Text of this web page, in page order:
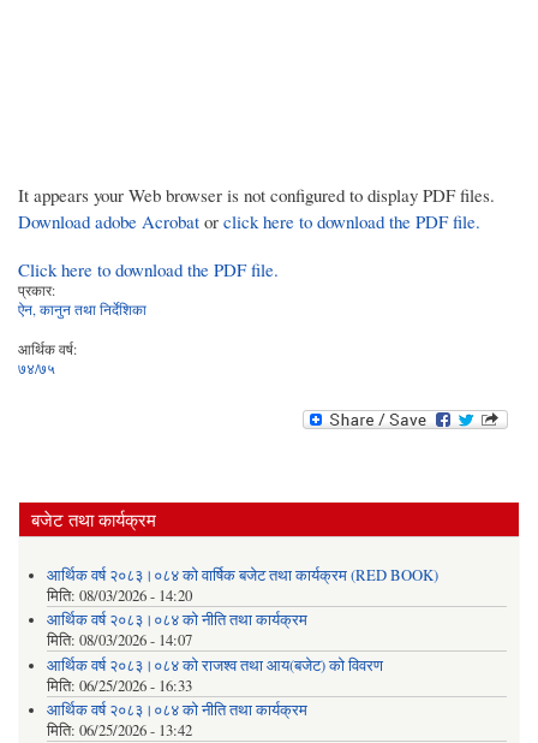
It appears your Web browser is not configured to display PDF files.
Download adobe Acrobat or click here to download the PDF file.
Click here to download the PDF file.
प्रकार:
ऐन, कानुन तथा निर्देशिका
आर्थिक वर्ष:
७४/७५
बजेट तथा कार्यक्रम
आर्थिक वर्ष २०८३।०८४ को वार्षिक बजेट तथा कार्यक्रम (RED BOOK)
मिति: 08/03/2026 - 14:20
आर्थिक वर्ष २०८३।०८४ को नीति तथा कार्यक्रम
मिति: 08/03/2026 - 14:07
आर्थिक वर्ष २०८३।०८४ को राजश्व तथा आय(बजेट) को विवरण
मिति: 06/25/2026 - 16:33
आर्थिक वर्ष २०८३।०८४ को नीति तथा कार्यक्रम
मिति: 06/25/2026 - 13:42